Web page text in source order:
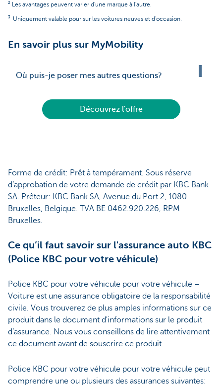
² Les avantages peuvent varier d'une marque à l'autre.
³ Uniquement valable pour sur les voitures neuves et d'occasion.
En savoir plus sur MyMobility
Où puis-je poser mes autres questions?
Découvrez l'offre
Forme de crédit: Prêt à tempérament. Sous réserve
d’approbation de votre demande de crédit par KBC Bank
SA. Prêteur: KBC Bank SA, Avenue du Port 2, 1080
Bruxelles, Belgique. TVA BE 0462.920.226, RPM
Bruxelles.
Ce qu’il faut savoir sur l'assurance auto KBC
(Police KBC pour votre véhicule)
Police KBC pour votre véhicule pour votre véhicule –
Voiture est une assurance obligatoire de la responsabilité
civile. Vous trouverez de plus amples informations sur ce
produit dans le document d'informations sur le produit
d’assurance. Nous vous conseillons de lire attentivement
ce document avant de souscrire ce produit.
Police KBC pour votre véhicule pour votre véhicule peut
comprendre une ou plusieurs des assurances suivantes: